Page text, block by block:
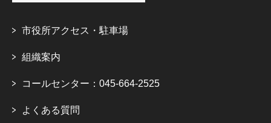
市役所アクセス・駐車場
組織案内
コールセンター：045-664-2525
よくある質問